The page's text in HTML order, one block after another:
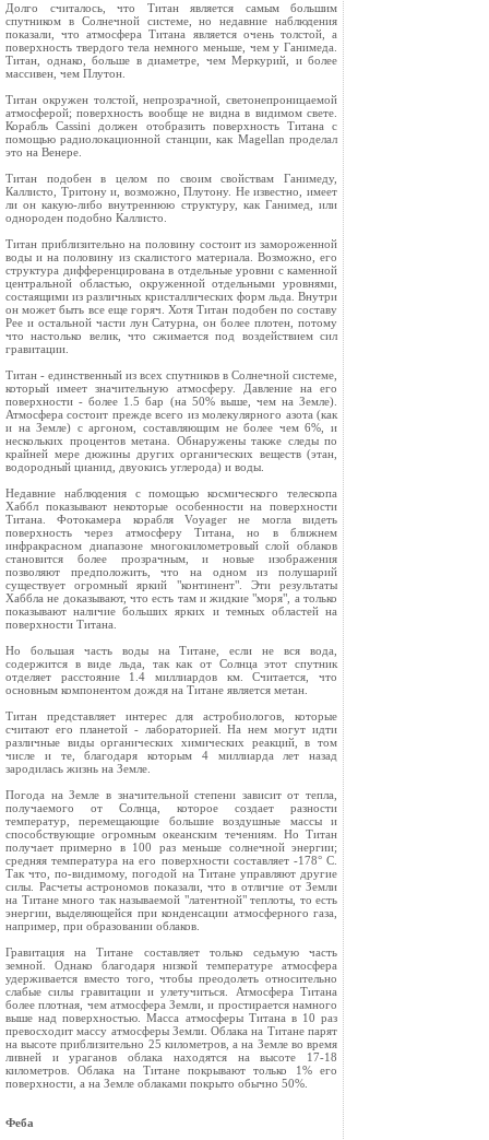
Долго считалось, что Титан является самым большим
спутником в Солнечной системе, но недавние наблюдения
показали, что атмосфера Титана является очень толстой, а
поверхность твердого тела немного меньше, чем у Ганимеда.
Титан, однако, больше в диаметре, чем Меркурий, и более
массивен, чем Плутон.
Титан окружен толстой, непрозрачной, светонепроницаемой
атмосферой; поверхность вообще не видна в видимом свете.
Корабль Cassini должен отобразить поверхность Титана с
помощью радиолокационной станции, как Magellan проделал
это на Венере.
Титан подобен в целом по своим свойствам Ганимеду,
Каллисто, Тритону и, возможно, Плутону. Не известно, имеет
ли он какую-либо внутреннюю структуру, как Ганимед, или
однороден подобно Каллисто.
Титан приблизительно на половину состоит из замороженной
воды и на половину из скалистого материала. Возможно, его
структура дифференцирована в отдельные уровни с каменной
центральной областью, окруженной отдельными уровнями,
состаящими из различных кристаллических форм льда. Внутри
он может быть все еще горяч. Хотя Титан подобен по составу
Рее и остальной части лун Сатурна, он более плотен, потому
что настолько велик, что сжимается под воздействием сил
гравитации.
Титан - единственный из всех спутников в Солнечной системе,
который имеет значительную атмосферу. Давление на его
поверхности - более 1.5 бар (на 50% выше, чем на Земле).
Атмосфера состоит прежде всего из молекулярного азота (как
и на Земле) с аргоном, составляющим не более чем 6%, и
нескольких процентов метана. Обнаружены также следы по
крайней мере дюжины других органических веществ (этан,
водородный цианид, двуокись углерода) и воды.
Недавние наблюдения с помощью космического телескопа
Хаббл показывают некоторые особенности на поверхности
Титана. Фотокамера корабля Voyager не могла видеть
поверхность через атмосферу Титана, но в ближнем
инфракрасном диапазоне многокилометровый слой облаков
становится более прозрачным, и новые изображения
позволяют предположить, что на одном из полушарий
существует огромный яркий "континент". Эти результаты
Хаббла не доказывают, что есть там и жидкие "моря", а только
показывают наличие больших ярких и темных областей на
поверхности Титана.
Но большая часть воды на Титане, если не вся вода,
содержится в виде льда, так как от Солнца этот спутник
отделяет расстояние 1.4 миллиардов км. Считается, что
основным компонентом дождя на Титане является метан.
Титан представляет интерес для астробиологов, которые
считают его планетой - лабораторией. На нем могут идти
различные виды органических химических реакций, в том
числе и те, благодаря которым 4 миллиарда лет назад
зародилась жизнь на Земле.
Погода на Земле в значительной степени зависит от тепла,
получаемого от Солнца, которое создает разности
температур, перемещающие большие воздушные массы и
способствующие огромным океанским течениям. Но Титан
получает примерно в 100 раз меньше солнечной энергии;
средняя температура на его поверхности составляет -178° С.
Так что, по-видимому, погодой на Титане управляют другие
силы. Расчеты астрономов показали, что в отличие от Земли
на Титане много так называемой "латентной" теплоты, то есть
энергии, выделяющейся при конденсации атмосферного газа,
например, при образовании облаков.
Гравитация на Титане составляет только седьмую часть
земной. Однако благодаря низкой температуре атмосфера
удерживается вместо того, чтобы преодолеть относительно
слабые силы гравитации и улетучиться. Атмосфера Титана
более плотная, чем атмосфера Земли, и простирается намного
выше над поверхностью. Масса атмосферы Титана в 10 раз
превосходит массу атмосферы Земли. Облака на Титане парят
на высоте приблизительно 25 километров, а на Земле во время
ливней и ураганов облака находятся на высоте 17-18
километров. Облака на Титане покрывают только 1% его
поверхности, а на Земле облаками покрыто обычно 50%.
Феба